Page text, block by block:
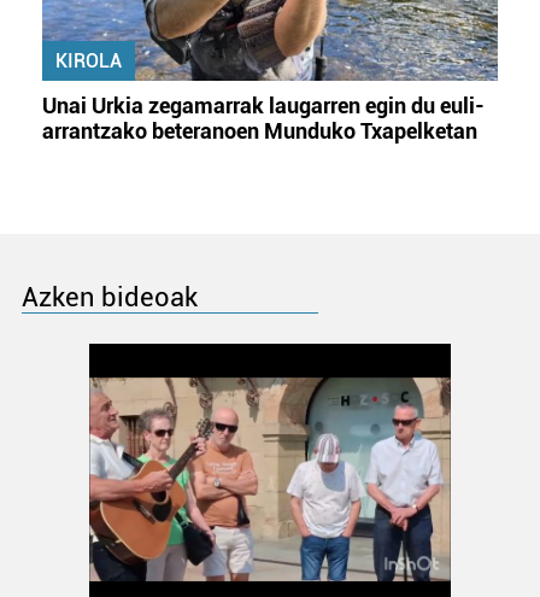
KIROLA
Unai Urkia zegamarrak laugarren egin du euli-
arrantzako beteranoen Munduko Txapelketan
Azken bideoak